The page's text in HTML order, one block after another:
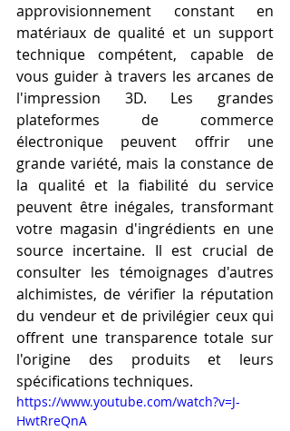
approvisionnement constant en
matériaux de qualité et un support
technique compétent, capable de
vous guider à travers les arcanes de
l'impression 3D. Les grandes
plateformes de commerce
électronique peuvent offrir une
grande variété, mais la constance de
la qualité et la fiabilité du service
peuvent être inégales, transformant
votre magasin d'ingrédients en une
source incertaine. Il est crucial de
consulter les témoignages d'autres
alchimistes, de vérifier la réputation
du vendeur et de privilégier ceux qui
offrent une transparence totale sur
l'origine des produits et leurs
spécifications techniques.
https://www.youtube.com/watch?v=J-
HwtRreQnA